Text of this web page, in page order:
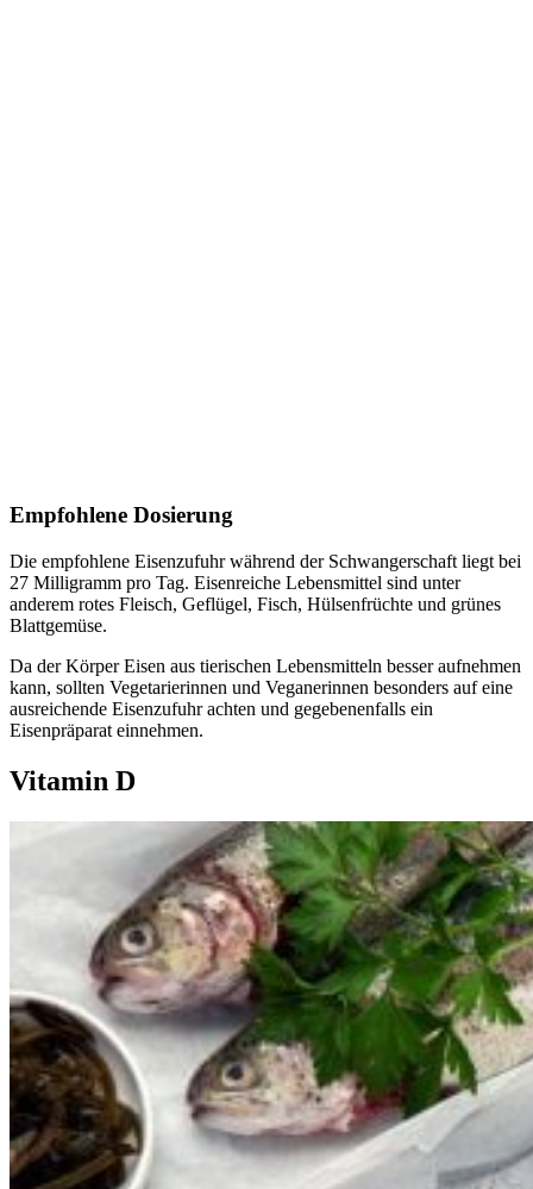
Empfohlene Dosierung
Die empfohlene Eisenzufuhr während der Schwangerschaft liegt bei
27 Milligramm pro Tag. Eisenreiche Lebensmittel sind unter
anderem rotes Fleisch, Geflügel, Fisch, Hülsenfrüchte und grünes
Blattgemüse.
Da der Körper Eisen aus tierischen Lebensmitteln besser aufnehmen
kann, sollten Vegetarierinnen und Veganerinnen besonders auf eine
ausreichende Eisenzufuhr achten und gegebenenfalls ein
Eisenpräparat einnehmen.
Vitamin D